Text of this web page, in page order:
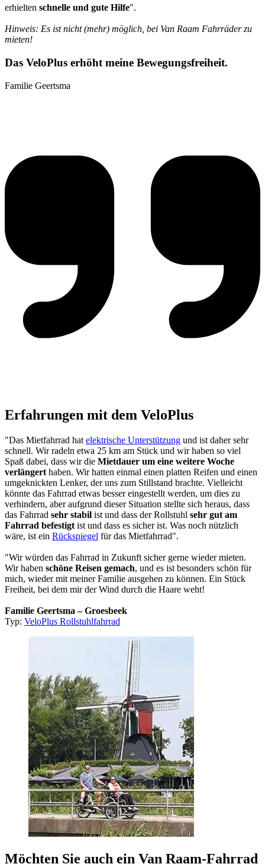
erhielten schnelle und gute Hilfe".
Hinweis: Es ist nicht (mehr) möglich, bei Van Raam Fahrräder zu
mieten!
Das VeloPlus erhöht meine Bewegungsfreiheit.
Familie Geertsma
Erfahrungen mit dem VeloPlus
"Das Mietfahrrad hat elektrische Unterstützung und ist daher sehr
schnell. Wir radeln etwa 25 km am Stück und wir haben so viel
Spaß dabei, dass wir die Mietdauer um eine weitere Woche
verlängert haben. Wir hatten einmal einen platten Reifen und einen
umgeknickten Lenker, der uns zum Stillstand brachte. Vielleicht
könnte das Fahrrad etwas besser eingestellt werden, um dies zu
verhindern, aber aufgrund dieser Situation stellte sich heraus, dass
das Fahrrad sehr stabil ist und dass der Rollstuhl sehr gut am
Fahrrad befestigt ist und dass es sicher ist. Was noch nützlich
wäre, ist ein Rückspiegel für das Mietfahrrad".
"Wir würden das Fahrrad in Zukunft sicher gerne wieder mieten.
Wir haben schöne Reisen gemach, und es ist besonders schön für
mich, wieder mit meiner Familie ausgehen zu können. Ein Stück
Freiheit, bei dem mir der Wind durch die Haare weht!
Familie Geertsma – Groesbeek
Typ: VeloPlus Rollstuhlfahrrad
Möchten Sie auch ein Van Raam-Fahrrad